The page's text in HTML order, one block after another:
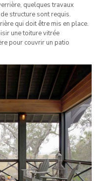
quelques travaux
structure sont requis.
qui doit être mis en place.
une toiture vitrée
pour couvrir un patio